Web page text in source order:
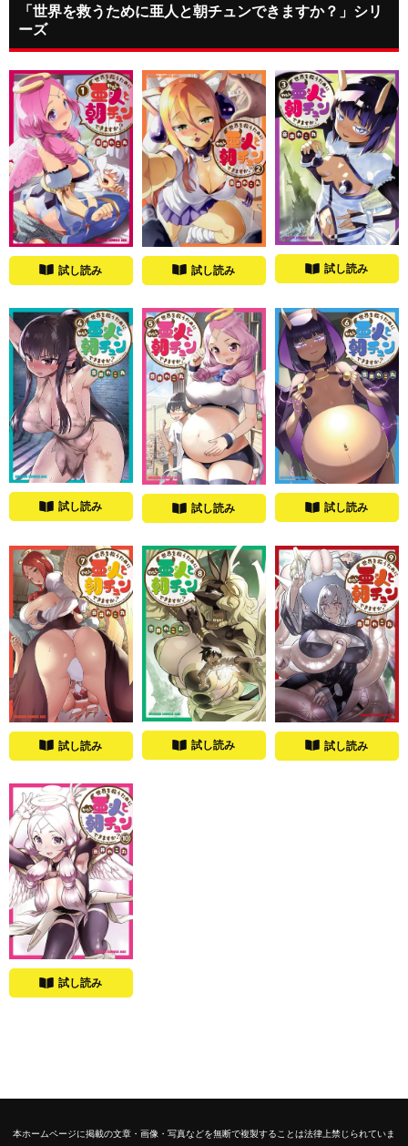
「世界を救うために亜人と朝チュンできますか？」シリ
ーズ
試し読み 試し読み 試し読み
試し読み 試し読み 試し読み
試し読み 試し読み 試し読み
試し読み
本ホームページに掲載の文章・画像・写真などを無断で複製することは法律上禁じられていま